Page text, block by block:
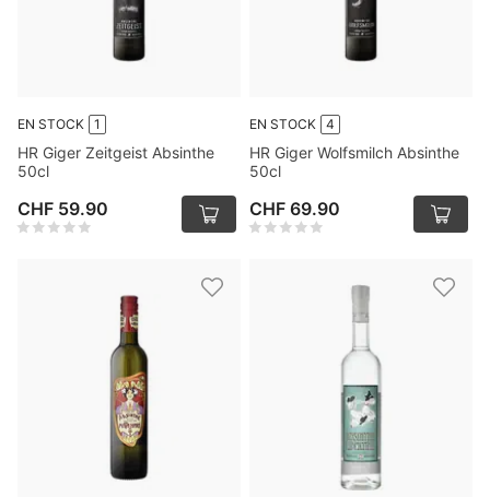
EN STOCK 1
HR Giger Zeitgeist Absinthe
50cl
CHF 59.90
EN STOCK 4
HR Giger Wolfsmilch Absinthe
50cl
CHF 69.90